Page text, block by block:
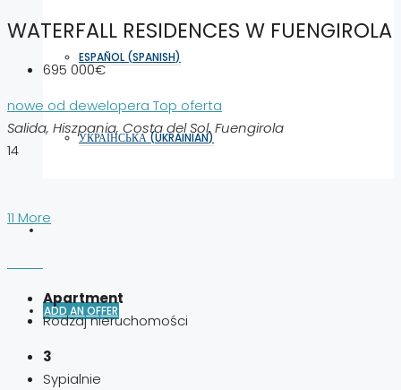
ESPAÑOL (SPANISH)
УКРАЇНСЬКА(UKRAINIAN)
ADD AN OFFER
WATERFALL RESIDENCES W FUENGIROLA
695 000€
nowe od dewelopera Top oferta
Salida, Hiszpania, Costa del Sol, Fuengirola
14
11 More
Apartment
Rodzaj nieruchomości
3
Sypialnie